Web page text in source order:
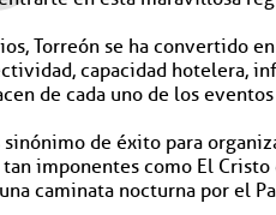
Torreón se ha convertido
capacidad hotelera,
de cada uno de los
de éxito para
imponentes como El
caminata nocturna por el